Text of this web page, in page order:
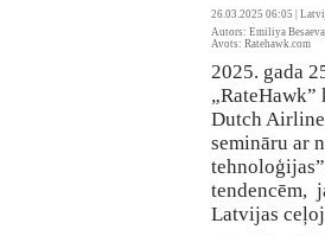
26.03.2025 06:05 |
Autors: Emiliya Besaeva
Avots: Ratehawk.com
2025. gada
Dutch
semināru ar
tendencēm,
Latvijas